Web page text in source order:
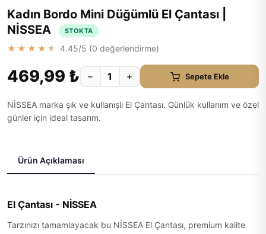
Kadın Bordo Mini Düğümlü El Çantası |
NİSSEA
STOKTA
★★★★★ 4.45/5 (0 değerlendirme)
469,99 ₺ − + Sepete Ekle
NİSSEA marka şık ve kullanışlı El Çantası. Günlük kullanım ve özel
günler için ideal tasarım.
Ürün Açıklaması
El Çantası - NİSSEA
Tarzınızı tamamlayacak bu NİSSEA El Çantası, premium kalite